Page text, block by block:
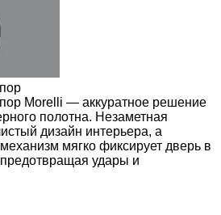
Morelli — аккуратное решение
полотна. Незаметная
дизайн интерьера, а
мягко фиксирует дверь в
удары и